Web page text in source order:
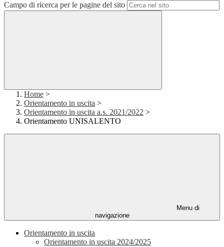
Campo di ricerca per le pagine del sito
Home >
Orientamento in uscita >
Orientamento in uscita a.s. 2021/2022 >
Orientamento UNISALENTO
Menu di
navigazione
Orientamento in uscita
Orientamento in uscita 2024/2025